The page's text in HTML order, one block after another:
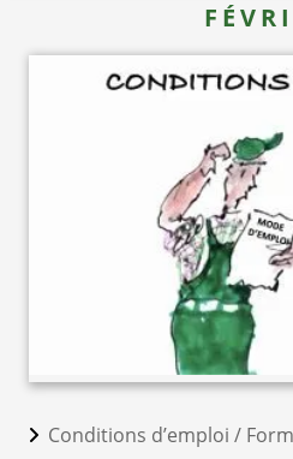
Conditions d’emploi /